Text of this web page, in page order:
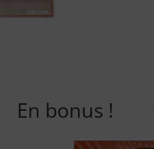
En bonus !